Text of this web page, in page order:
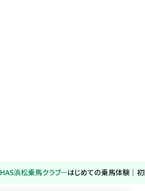
HAS浜松乗馬クラブ はじめての乗馬体験｜